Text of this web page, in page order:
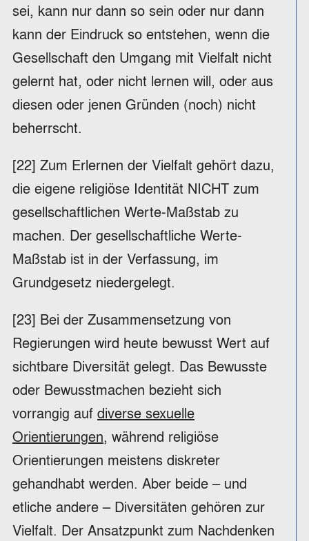
sei, kann nur dann so sein oder nur dann
kann der Eindruck so entstehen, wenn die
Gesellschaft den Umgang mit Vielfalt nicht
gelernt hat, oder nicht lernen will, oder aus
diesen oder jenen Gründen (noch) nicht
beherrscht.
[22] Zum Erlernen der Vielfalt gehört dazu,
die eigene religiöse Identität NICHT zum
gesellschaftlichen Werte-Maßstab zu
machen. Der gesellschaftliche Werte-
Maßstab ist in der Verfassung, im
Grundgesetz niedergelegt.
[23] Bei der Zusammensetzung von
Regierungen wird heute bewusst Wert auf
sichtbare Diversität gelegt. Das Bewusste
oder Bewusstmachen bezieht sich
vorrangig auf diverse sexuelle
Orientierungen, während religiöse
Orientierungen meistens diskreter
gehandhabt werden. Aber beide – und
etliche andere – Diversitäten gehören zur
Vielfalt. Der Ansatzpunkt zum Nachdenken